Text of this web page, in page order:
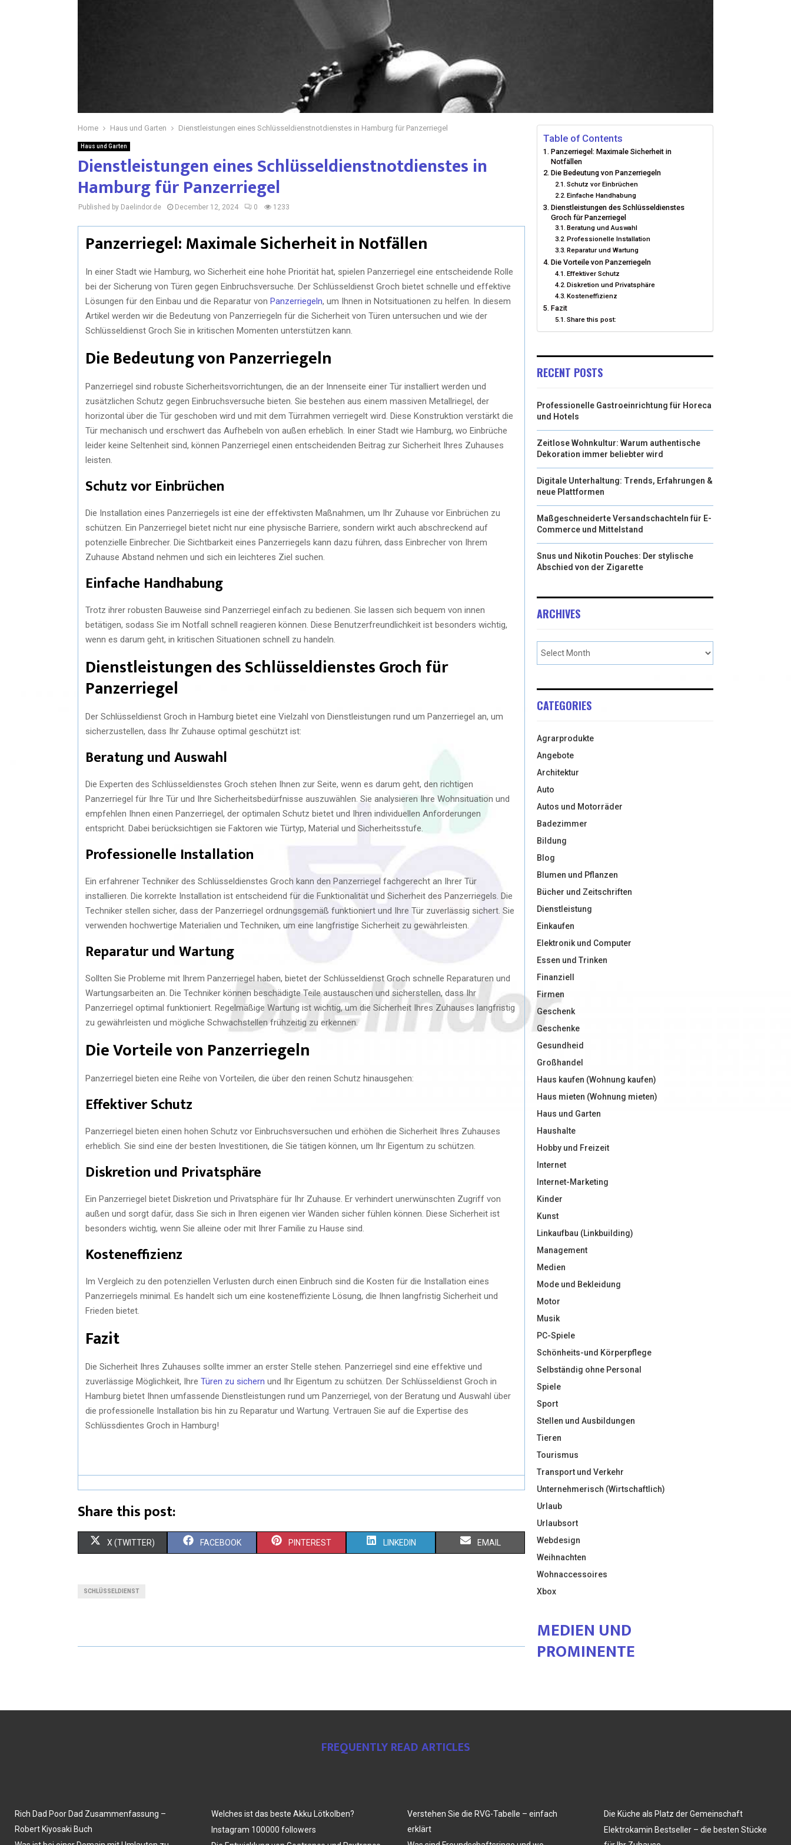
Home Haus und Garten Dienstleistungen eines Schlüsseldienstnotdienstes in Hamburg für Panzerriegel
Haus und Garten
Dienstleistungen eines Schlüsseldienstnotdienstes in
Hamburg für Panzerriegel
Published by Daelindor.de December 12, 2024 0 1233
Panzerriegel: Maximale Sicherheit in Notfällen
In einer Stadt wie Hamburg, wo Sicherheit eine hohe Priorität hat, spielen Panzerriegel eine entscheidende Rolle
bei der Sicherung von Türen gegen Einbruchsversuche. Der Schlüsseldienst Groch bietet schnelle und effektive
Lösungen für den Einbau und die Reparatur von Panzerriegeln, um Ihnen in Notsituationen zu helfen. In diesem
Artikel werden wir die Bedeutung von Panzerriegeln für die Sicherheit von Türen untersuchen und wie der
Schlüsseldienst Groch Sie in kritischen Momenten unterstützen kann.
Die Bedeutung von Panzerriegeln
Panzerriegel sind robuste Sicherheitsvorrichtungen, die an der Innenseite einer Tür installiert werden und
zusätzlichen Schutz gegen Einbruchsversuche bieten. Sie bestehen aus einem massiven Metallriegel, der
horizontal über die Tür geschoben wird und mit dem Türrahmen verriegelt wird. Diese Konstruktion verstärkt die
Tür mechanisch und erschwert das Aufhebeln von außen erheblich. In einer Stadt wie Hamburg, wo Einbrüche
leider keine Seltenheit sind, können Panzerriegel einen entscheidenden Beitrag zur Sicherheit Ihres Zuhauses
leisten.
Schutz vor Einbrüchen
Die Installation eines Panzerriegels ist eine der effektivsten Maßnahmen, um Ihr Zuhause vor Einbrüchen zu
schützen. Ein Panzerriegel bietet nicht nur eine physische Barriere, sondern wirkt auch abschreckend auf
potenzielle Einbrecher. Die Sichtbarkeit eines Panzerriegels kann dazu führen, dass Einbrecher von Ihrem
Zuhause Abstand nehmen und sich ein leichteres Ziel suchen.
Einfache Handhabung
Trotz ihrer robusten Bauweise sind Panzerriegel einfach zu bedienen. Sie lassen sich bequem von innen
betätigen, sodass Sie im Notfall schnell reagieren können. Diese Benutzerfreundlichkeit ist besonders wichtig,
wenn es darum geht, in kritischen Situationen schnell zu handeln.
Dienstleistungen des Schlüsseldienstes Groch für
Panzerriegel
Der Schlüsseldienst Groch in Hamburg bietet eine Vielzahl von Dienstleistungen rund um Panzerriegel an, um
sicherzustellen, dass Ihr Zuhause optimal geschützt ist:
Beratung und Auswahl
Die Experten des Schlüsseldienstes Groch stehen Ihnen zur Seite, wenn es darum geht, den richtigen
Panzerriegel für Ihre Tür und Ihre Sicherheitsbedürfnisse auszuwählen. Sie analysieren Ihre Wohnsituation und
empfehlen Ihnen einen Panzerriegel, der optimalen Schutz bietet und Ihren individuellen Anforderungen
entspricht. Dabei berücksichtigen sie Faktoren wie Türtyp, Material und Sicherheitsstufe.
Professionelle Installation
Ein erfahrener Techniker des Schlüsseldienstes Groch kann den Panzerriegel fachgerecht an Ihrer Tür
installieren. Die korrekte Installation ist entscheidend für die Funktionalität und Sicherheit des Panzerriegels. Die
Techniker stellen sicher, dass der Panzerriegel ordnungsgemäß funktioniert und Ihre Tür zuverlässig sichert. Sie
verwenden hochwertige Materialien und Techniken, um eine langfristige Sicherheit zu gewährleisten.
Reparatur und Wartung
Sollten Sie Probleme mit Ihrem Panzerriegel haben, bietet der Schlüsseldienst Groch schnelle Reparaturen und
Wartungsarbeiten an. Die Techniker können beschädigte Teile austauschen und sicherstellen, dass Ihr
Panzerriegel optimal funktioniert. Regelmäßige Wartung ist wichtig, um die Sicherheit Ihres Zuhauses langfristig
zu gewährleisten und mögliche Schwachstellen frühzeitig zu erkennen.
Die Vorteile von Panzerriegeln
Panzerriegel bieten eine Reihe von Vorteilen, die über den reinen Schutz hinausgehen:
Effektiver Schutz
Panzerriegel bieten einen hohen Schutz vor Einbruchsversuchen und erhöhen die Sicherheit Ihres Zuhauses
erheblich. Sie sind eine der besten Investitionen, die Sie tätigen können, um Ihr Eigentum zu schützen.
Diskretion und Privatsphäre
Ein Panzerriegel bietet Diskretion und Privatsphäre für Ihr Zuhause. Er verhindert unerwünschten Zugriff von
außen und sorgt dafür, dass Sie sich in Ihren eigenen vier Wänden sicher fühlen können. Diese Sicherheit ist
besonders wichtig, wenn Sie alleine oder mit Ihrer Familie zu Hause sind.
Kosteneffizienz
Im Vergleich zu den potenziellen Verlusten durch einen Einbruch sind die Kosten für die Installation eines
Panzerriegels minimal. Es handelt sich um eine kosteneffiziente Lösung, die Ihnen langfristig Sicherheit und
Frieden bietet.
Fazit
Die Sicherheit Ihres Zuhauses sollte immer an erster Stelle stehen. Panzerriegel sind eine effektive und
zuverlässige Möglichkeit, Ihre Türen zu sichern und Ihr Eigentum zu schützen. Der Schlüsseldienst Groch in
Hamburg bietet Ihnen umfassende Dienstleistungen rund um Panzerriegel, von der Beratung und Auswahl über
die professionelle Installation bis hin zu Reparatur und Wartung. Vertrauen Sie auf die Expertise des
Schlüssdientes Groch in Hamburg!
Share this post:
X (TWITTER) FACEBOOK PINTEREST LINKEDIN EMAIL
SCHLÜSSELDIENST
Table of Contents
Panzerriegel: Maximale Sicherheit in
Notfällen
Die Bedeutung von Panzerriegeln
Schutz vor Einbrüchen
Einfache Handhabung
Dienstleistungen des Schlüsseldienstes
Groch für Panzerriegel
Beratung und Auswahl
Professionelle Installation
Reparatur und Wartung
Die Vorteile von Panzerriegeln
Effektiver Schutz
Diskretion und Privatsphäre
Kosteneffizienz
Fazit
Share this post:
RECENT POSTS
Professionelle Gastroeinrichtung für Horeca
und Hotels
Zeitlose Wohnkultur: Warum authentische
Dekoration immer beliebter wird
Digitale Unterhaltung: Trends, Erfahrungen &
neue Plattformen
Maßgeschneiderte Versandschachteln für E-
Commerce und Mittelstand
Snus und Nikotin Pouches: Der stylische
Abschied von der Zigarette
ARCHIVES
CATEGORIES
Agrarprodukte
Angebote
Architektur
Auto
Autos und Motorräder
Badezimmer
Bildung
Blog
Blumen und Pflanzen
Bücher und Zeitschriften
Dienstleistung
Einkaufen
Elektronik und Computer
Essen und Trinken
Finanziell
Firmen
Geschenk
Geschenke
Gesundheid
Großhandel
Haus kaufen (Wohnung kaufen)
Haus mieten (Wohnung mieten)
Haus und Garten
Haushalte
Hobby und Freizeit
Internet
Internet-Marketing
Kinder
Kunst
Linkaufbau (Linkbuilding)
Management
Medien
Mode und Bekleidung
Motor
Musik
PC-Spiele
Schönheits-und Körperpflege
Selbständig ohne Personal
Spiele
Sport
Stellen und Ausbildungen
Tieren
Tourismus
Transport und Verkehr
Unternehmerisch (Wirtschaftlich)
Urlaub
Urlaubsort
Webdesign
Weihnachten
Wohnaccessoires
Xbox
MEDIEN UND
PROMINENTE
FREQUENTLY READ ARTICLES
Rich Dad Poor Dad Zusammenfassung –
Robert Kiyosaki Buch
Welches ist das beste Akku Lötkolben?
Instagram 100000 followers
Verstehen Sie die RVG-Tabelle – einfach
erklärt
Die Küche als Platz der Gemeinschaft
Elektrokamin Bestseller – die besten Stücke